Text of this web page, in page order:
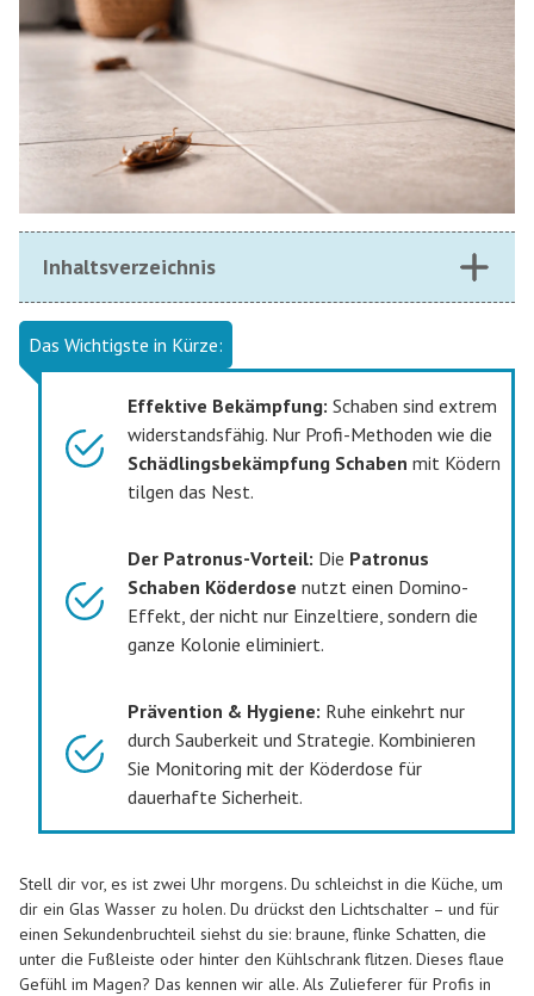
Inhaltsverzeichnis
Das Wichtigste in Kürze:
Effektive Bekämpfung: Schaben sind extrem
widerstandsfähig. Nur Profi-Methoden wie die
Schädlingsbekämpfung Schaben mit Ködern
tilgen das Nest.
Der Patronus-Vorteil: Die Patronus
Schaben Köderdose nutzt einen Domino-
Effekt, der nicht nur Einzeltiere, sondern die
ganze Kolonie eliminiert.
Prävention & Hygiene: Ruhe einkehrt nur
durch Sauberkeit und Strategie. Kombinieren
Sie Monitoring mit der Köderdose für
dauerhafte Sicherheit.
Stell dir vor, es ist zwei Uhr morgens. Du schleichst in die Küche, um
dir ein Glas Wasser zu holen. Du drückst den Lichtschalter – und für
einen Sekundenbruchteil siehst du sie: braune, flinke Schatten, die
unter die Fußleiste oder hinter den Kühlschrank flitzen. Dieses flaue
Gefühl im Magen? Das kennen wir alle. Als Zulieferer für Profis in